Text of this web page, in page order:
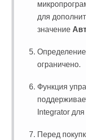
для
значение
ограничено.
Функция
Integrator
Перед